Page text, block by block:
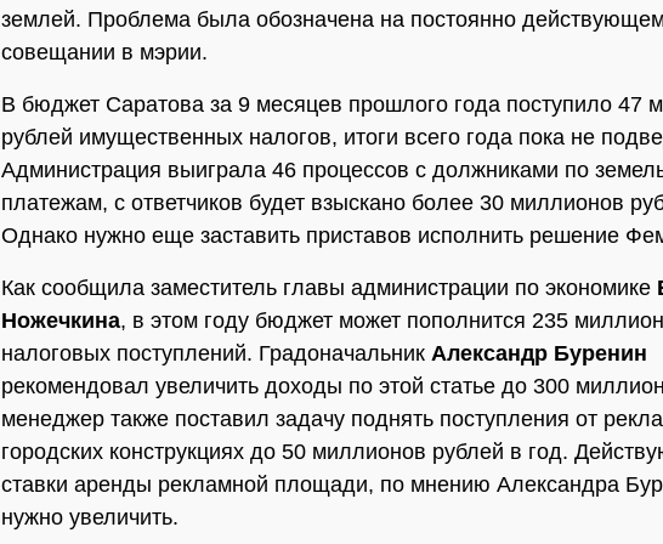
землей. Проблема была обозначена на постоянно
совещании в мэрии.
В бюджет Саратова за 9 месяцев прошлого года поступило 47
рублей имущественных налогов, итоги всего года пока не
Администрация выиграла 46 процессов с должниками по
платежам, с ответчиков будет взыскано более 30 миллионов
Однако нужно еще заставить приставов исполнить решение
Как сообщила заместитель главы администрации по экономике
Ножечкина, в этом году бюджет может пополнится 235
налоговых поступлений. Градоначальник Александр Буренин
рекомендовал увеличить доходы по этой статье до 300
менеджер также поставил задачу поднять поступления от
городских конструкциях до 50 миллионов рублей в год.
ставки аренды рекламной площади, по мнению Александра
нужно увеличить.